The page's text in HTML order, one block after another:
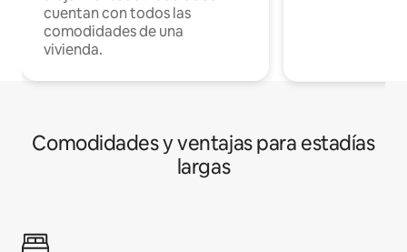
cuentan con todos las
comodidades de una
vivienda.
Comodidades y ventajas para estadías
largas